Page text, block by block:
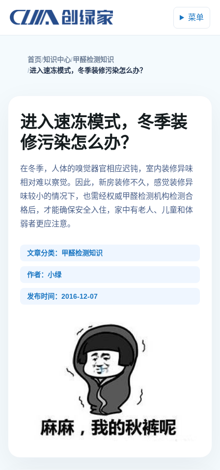
菜单
首页 知识中心 甲醛检测知识
进入速冻模式，冬季装修污染怎么办？
进入速冻模式，冬季装
修污染怎么办？
在冬季，人体的嗅觉器官相应迟钝，室内装修异味
相对难以察觉。因此，新房装修不久，感觉装修异
味较小的情况下，也需经权威甲醛检测机构检测合
格后，才能确保安全入住，家中有老人、儿童和体
弱者更应注意。
文章分类：甲醛检测知识
作者：小绿
发布时间：2016-12-07